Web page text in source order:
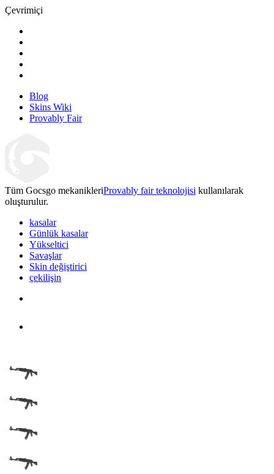
Çevrimiçi
Blog
Skins Wiki
Provably Fair
Tüm Gocsgo mekanikleriProvably fair teknolojisi kullanılarak
oluşturulur.
kasalar
Günlük kasalar
Yükseltici
Savaşlar
Skin değiştirici
çekilişin